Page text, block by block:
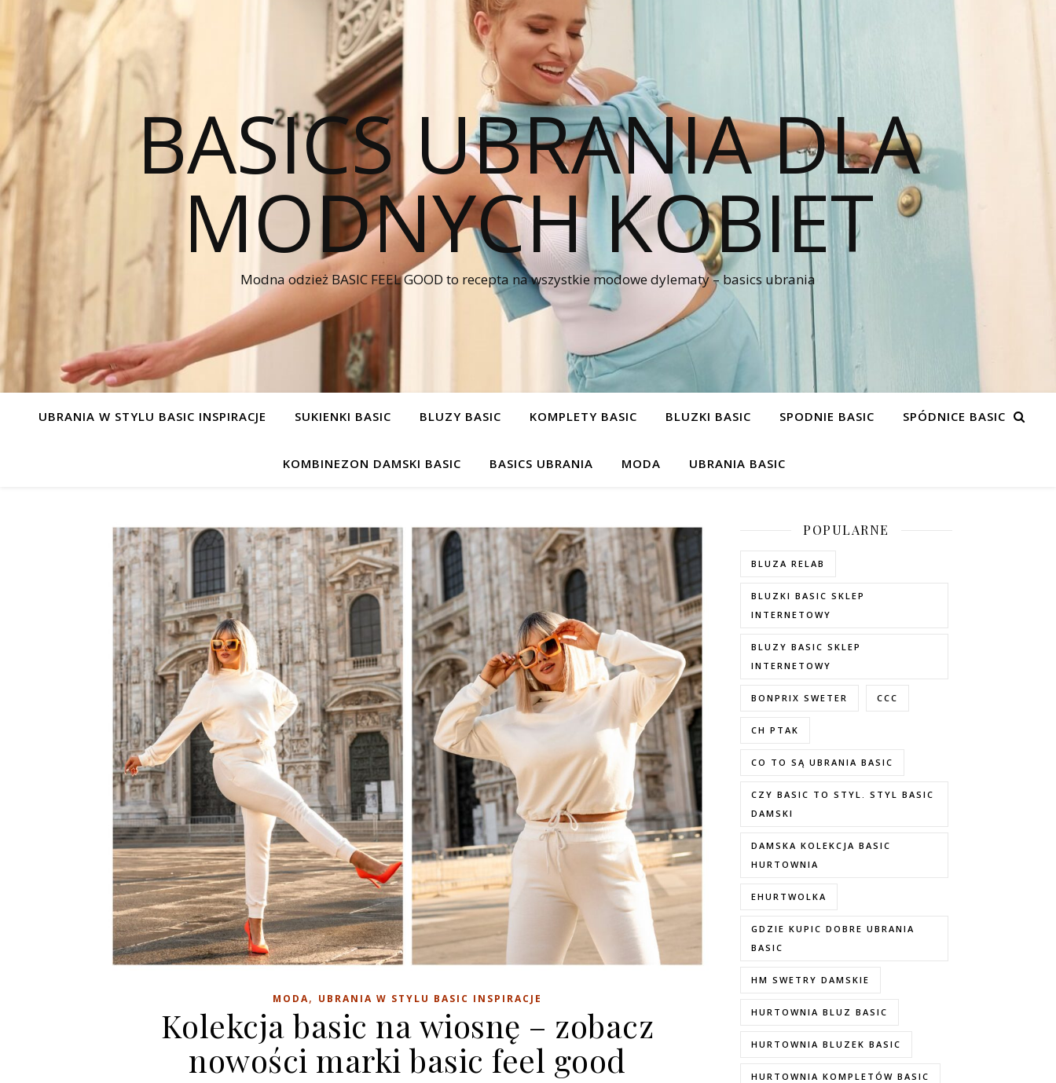
BASICS UBRANIA DLA
MODNYCH KOBIET
Modna odzież BASIC FEEL GOOD to recepta na wszystkie modowe dylematy – basics ubrania
UBRANIA W STYLU BASIC INSPIRACJE SUKIENKI BASIC BLUZY BASIC KOMPLETY BASIC BLUZKI BASIC SPODNIE BASIC SPÓDNICE BASIC
KOMBINEZON DAMSKI BASIC BASICS UBRANIA MODA UBRANIA BASIC
MODA, UBRANIA W STYLU BASIC INSPIRACJE
Kolekcja basic na wiosnę – zobacz
nowości marki basic feel good
POPULARNE
BLUZA RELAB
BLUZKI BASIC SKLEP
INTERNETOWY
BLUZY BASIC SKLEP
INTERNETOWY
BONPRIX SWETER CCC
CH PTAK
CO TO SĄ UBRANIA BASIC
CZY BASIC TO STYL. STYL BASIC
DAMSKI
DAMSKA KOLEKCJA BASIC
HURTOWNIA
EHURTWOLKA
GDZIE KUPIC DOBRE UBRANIA
BASIC
HM SWETRY DAMSKIE
HURTOWNIA BLUZ BASIC
HURTOWNIA BLUZEK BASIC
HURTOWNIA KOMPLETÓW BASIC